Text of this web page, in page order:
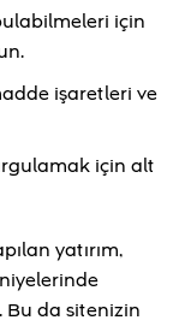
için
işaretleri ve
için alt
yatırım,
da sitenizin